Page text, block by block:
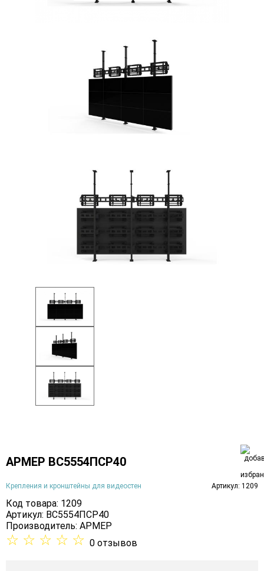
АРМЕР ВС5554ПСР40
Крепления и кронштейны для видеостен Артикул: 1209
Код товара: 1209
Артикул: ВС5554ПСР40
Производитель: АРМЕР
☆ ☆ ☆ ☆ ☆ 0 отзывов